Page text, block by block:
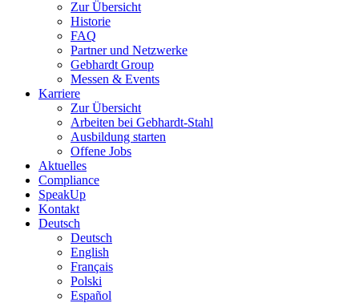
Zur Übersicht
Historie
FAQ
Partner und Netzwerke
Gebhardt Group
Messen & Events
Karriere
Zur Übersicht
Arbeiten bei Gebhardt-Stahl
Ausbildung starten
Offene Jobs
Aktuelles
Compliance
SpeakUp
Kontakt
Deutsch
Deutsch
English
Français
Polski
Español